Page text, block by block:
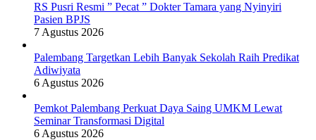
RS Pusri Resmi ” Pecat ” Dokter Tamara yang Nyinyiri
Pasien BPJS
7 Agustus 2026
Palembang Targetkan Lebih Banyak Sekolah Raih Predikat
Adiwiyata
6 Agustus 2026
Pemkot Palembang Perkuat Daya Saing UMKM Lewat
Seminar Transformasi Digital
6 Agustus 2026